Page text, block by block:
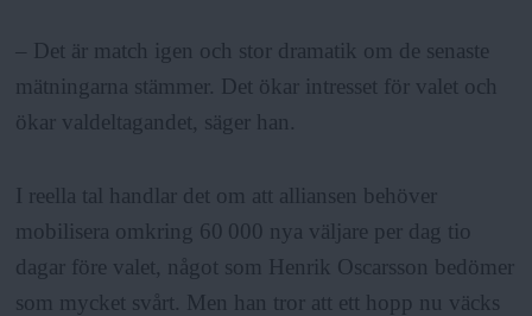
– Det är match igen och stor dramatik om de senaste
mätningarna stämmer. Det ökar intresset för valet och
ökar valdeltagandet, säger han.
I reella tal handlar det om att alliansen behöver
mobilisera omkring 60 000 nya väljare per dag tio
dagar före valet, något som Henrik Oscarsson bedömer
som mycket svårt. Men han tror att ett hopp nu väcks